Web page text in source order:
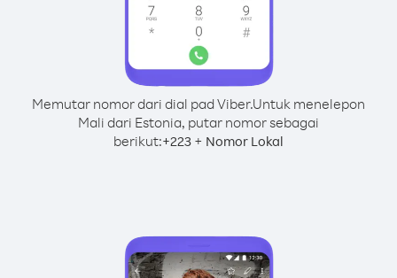
Memutar nomor dari dial pad Viber.Untuk menelepon
Mali dari Estonia, putar nomor sebagai
berikut:+223 + Nomor Lokal